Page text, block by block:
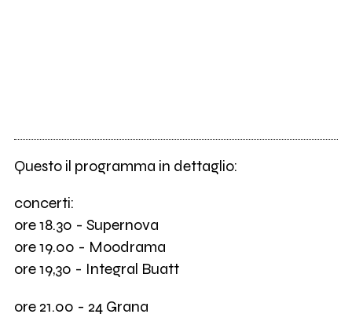
Questo il programma in dettaglio:
concerti:
ore 18.30 - Supernova
ore 19.00 - Moodrama
ore 19,30 - Integral Buatt
ore 21.00 - 24 Grana